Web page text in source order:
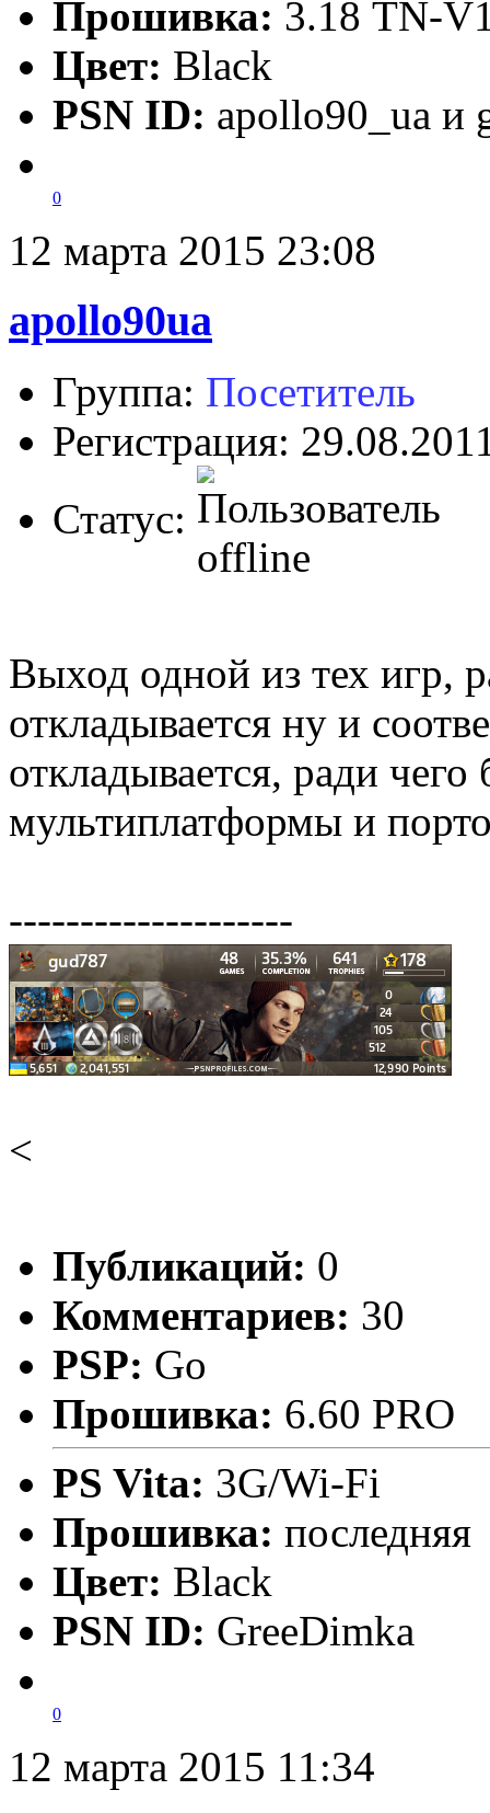
Прошивка: 3.18 TN-
Цвет: Black
PSN ID: apollo90_ua и
0
12 марта 2015 23:08
apollo90ua
Группа: Посетитель
Регистрация:
Статус:
Выход одной из тех игр,
откладывается ну и
откладывается, ради чего
мультиплатформы и
--------------------
<
Публикаций: 0
Комментариев: 30
PSP: Go
Прошивка: 6.60 PRO
PS Vita: 3G/Wi-Fi
Прошивка: последняя
Цвет: Black
PSN ID: GreeDimka
0
12 марта 2015 11:34